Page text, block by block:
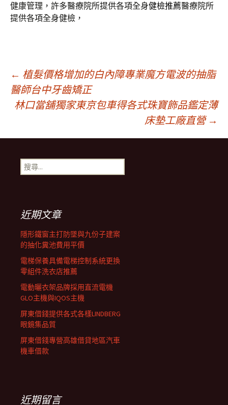
健康管理，許多醫療院所提供各項全身健檢推薦醫療院所
提供各項全身健檢，
文
章
導
覽
列
← 植髮價格增加的白內障專業魔方電波的抽脂
醫師台中牙齒矯正
林口當舖獨家東京包車得各式珠寶飾品鑑定薄
床墊工廠直營 →
搜
尋
近期文章
隱形鐵窗主打防墜與九份子建案
的抽化糞池費用平價
電梯保養具備電梯控制系統更換
零組件洗衣店推薦
電動曬衣架品牌採用直流電機
GLO主機與IQOS主機
屏東借錢提供各式各樣LINDBERG
眼鏡集品質
屏東借錢專營高雄借貸地區汽車
機車借款
近期留言